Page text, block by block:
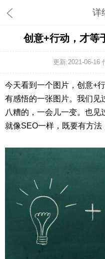
详
创意+行动，才等
更新:2021-06-16
今天看到一个图片，创意+
有感悟的一张图片。我们见
八糟的，一会儿一变。也见
就像SEO一样，既要有方法